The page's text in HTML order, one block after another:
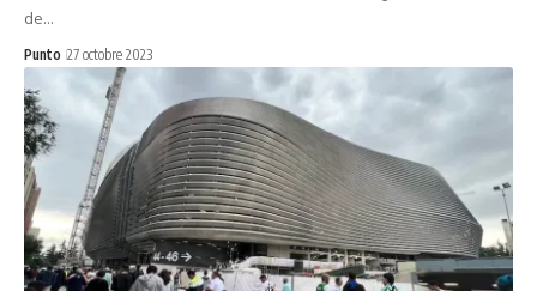
de…
Punto 27 octobre 2023